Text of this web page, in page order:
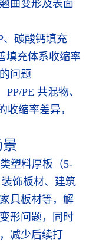
曲变形及表面
、碳酸钙填充
填充体系收缩率
问题
PE 共混物、
收缩率差异，
景
塑料厚板（5-
装饰板材、建筑
具板材等，解
形问题，同时
减少后续打